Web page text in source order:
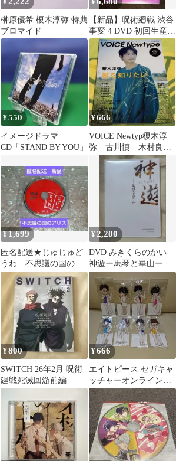
¥
榊原優希 榎木淳弥 特典
ブロマイド
¥
【新品】呪術廻戦 渋谷
事変 4 DVD 初回生産限
定版 御所園翔太 , 榎木
淳弥
¥550
イメージドラマ
CD「STAND BY YOU」
¥666
VOICE Newtyp榎木淳
弥 古川慎 木村良
平 羽多野渉 寺島拓
篤 小林裕介
¥1,699
匿名配送★じゅじゅど
うわ 不思議の国のア
リス 死滅回游 前編
Vol.3 特典
¥2,200
DVD みきくらのかい
神遊ー馬琴と崋山ー
第六回公演 三木眞一
郎 榎木淳弥
¥800
SWITCH 26年2月 呪術
廻戦死滅回游前編
¥666
エイトピース セガキャ
ッチャーオンライン限
定 アクリルボールチェ
ーンvol.5